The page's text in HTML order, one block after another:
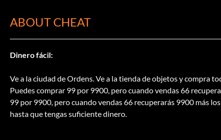
ABOUT CHEAT
Dinero fácil:
Ve a la ciudad de Ordens. Ve a la tienda de objetos y compra
Puedes comprar 99 por 9900, pero cuando vendas 66
99 por 9900, pero cuando vendas 66 recuperarás 9900 más
hasta que tengas suficiente dinero.